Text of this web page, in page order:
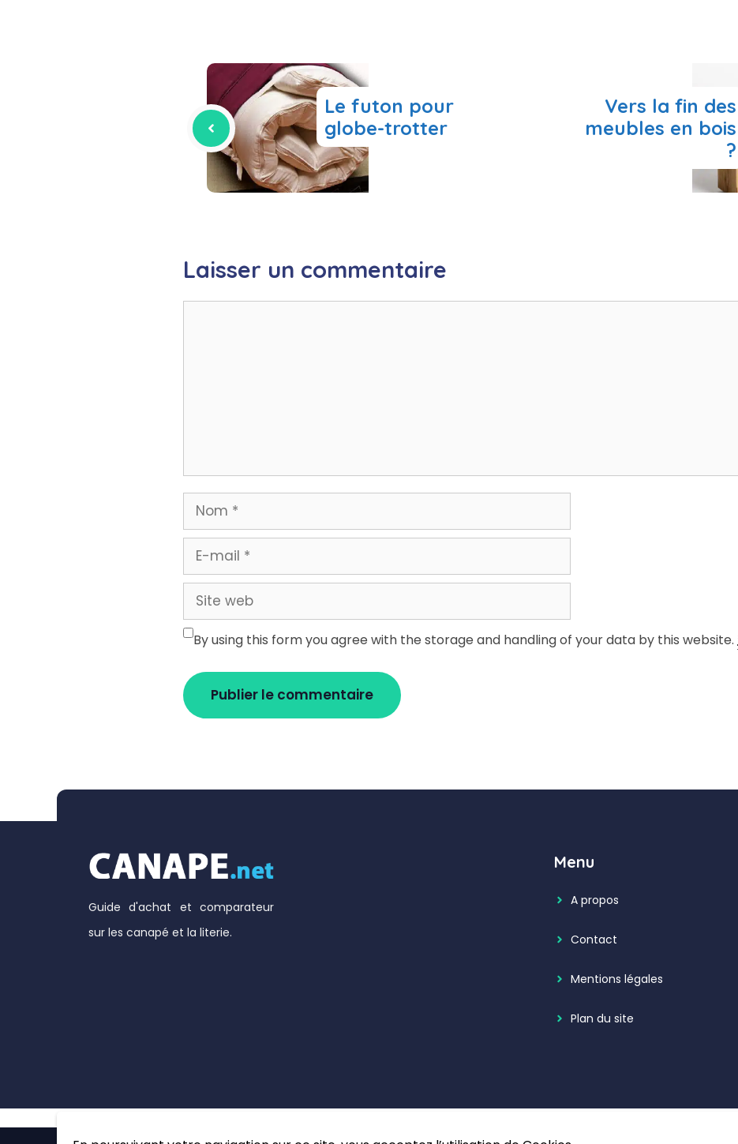
Le futon pour
globe-trotter
Vers la fin des
meubles en bois
?
Laisser un commentaire
Nom
mail
Site
web
By using this form you agree with the storage and handling of your data by this website.
Guide d'achat et comparateur
sur les canapé et la literie.
Menu
A propos
Contact
Mentions légales
Plan du site